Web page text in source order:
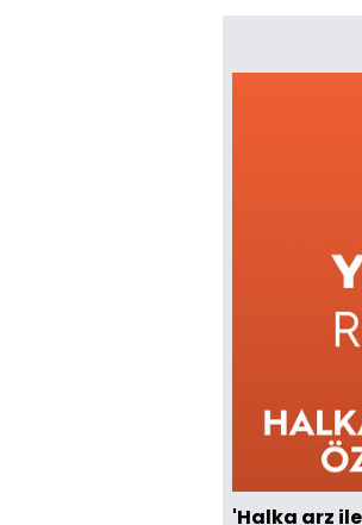
'Halka arz